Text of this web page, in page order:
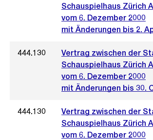
Schauspielhaus Zürich
vom 6. Dezember 2000
mit Änderungen bis 2.
444.130
Vertrag zwischen der
Schauspielhaus Zürich
vom 6. Dezember 2000
mit Änderungen bis 30.
444.130
Vertrag zwischen der
Schauspielhaus Zürich
vom 6. Dezember 2000